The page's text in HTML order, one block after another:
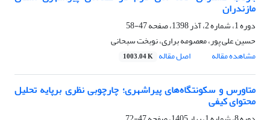
مازندران
دوره 1، شماره 2، آذر 1398، صفحه
47-58
حسین علی پور، معصومه براری، نوبخت سبحانی
مشاهده مقاله
اصل مقاله 1003.04 K
متاورس و سکونتگاه‌های پیراشهری؛ چارچوبی نظری برپایه تحلیل
محتوای کیفی